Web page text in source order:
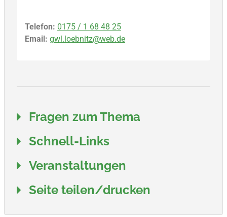
Telefon: 0175 / 1 68 48 25
Email: gwl.loebnitz@web.de
Fragen zum Thema
Schnell-Links
Veranstaltungen
Seite teilen/drucken